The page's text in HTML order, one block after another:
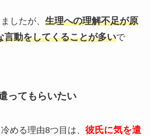
したが、 生理への理解不足が原
言動をしてくることが多いで
ってもらいたい
める理由8つ目は、 彼氏に気を遣